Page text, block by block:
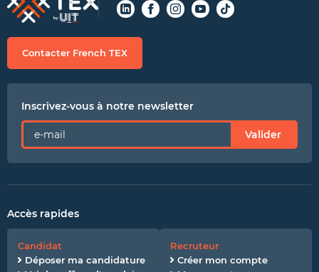
Contacter French TEX
Inscrivez-vous à notre newsletter
Valider
Accès rapides
Candidat
Déposer ma candidature
Recruteur
Créer mon compte